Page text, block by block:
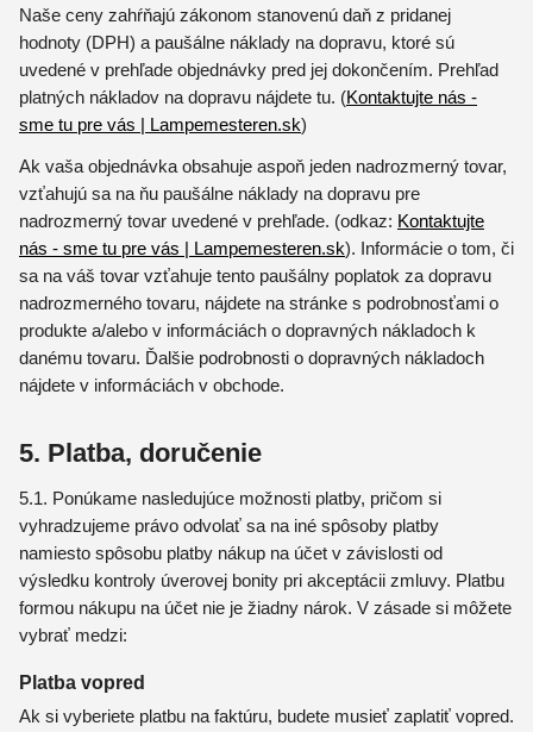
Naše ceny zahŕňajú zákonom stanovenú daň z pridanej
hodnoty (DPH) a paušálne náklady na dopravu, ktoré sú
uvedené v prehľade objednávky pred jej dokončením. Prehľad
platných nákladov na dopravu nájdete tu. (Kontaktujte nás -
sme tu pre vás | Lampemesteren.sk)
Ak vaša objednávka obsahuje aspoň jeden nadrozmerný tovar,
vzťahujú sa na ňu paušálne náklady na dopravu pre
nadrozmerný tovar uvedené v prehľade. (odkaz: Kontaktujte
nás - sme tu pre vás | Lampemesteren.sk). Informácie o tom, či
sa na váš tovar vzťahuje tento paušálny poplatok za dopravu
nadrozmerného tovaru, nájdete na stránke s podrobnosťami o
produkte a/alebo v informáciách o dopravných nákladoch k
danému tovaru. Ďalšie podrobnosti o dopravných nákladoch
nájdete v informáciách v obchode.
5. Platba, doručenie
5.1. Ponúkame nasledujúce možnosti platby, pričom si
vyhradzujeme právo odvolať sa na iné spôsoby platby
namiesto spôsobu platby nákup na účet v závislosti od
výsledku kontroly úverovej bonity pri akceptácii zmluvy. Platbu
formou nákupu na účet nie je žiadny nárok. V zásade si môžete
vybrať medzi:
Platba vopred
Ak si vyberiete platbu na faktúru, budete musieť zaplatiť vopred.